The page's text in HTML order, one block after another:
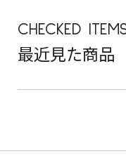
CHECKED
最近見た商品